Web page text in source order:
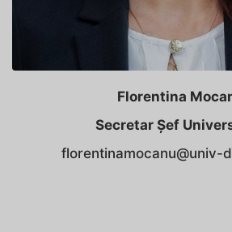
Florentina
Secretar Șef
florentinamocanu@univ-